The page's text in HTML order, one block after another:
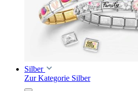
Silber
Zur Kategorie Silber